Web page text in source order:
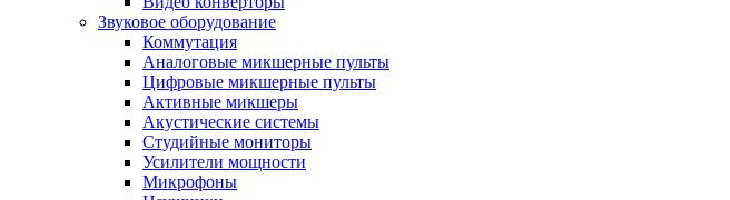
Звуковое оборудование
Коммутация
Аналоговые микшерные пульты
Цифровые микшерные пульты
Активные микшеры
Акустические системы
Студийные мониторы
Усилители мощности
Микрофоны